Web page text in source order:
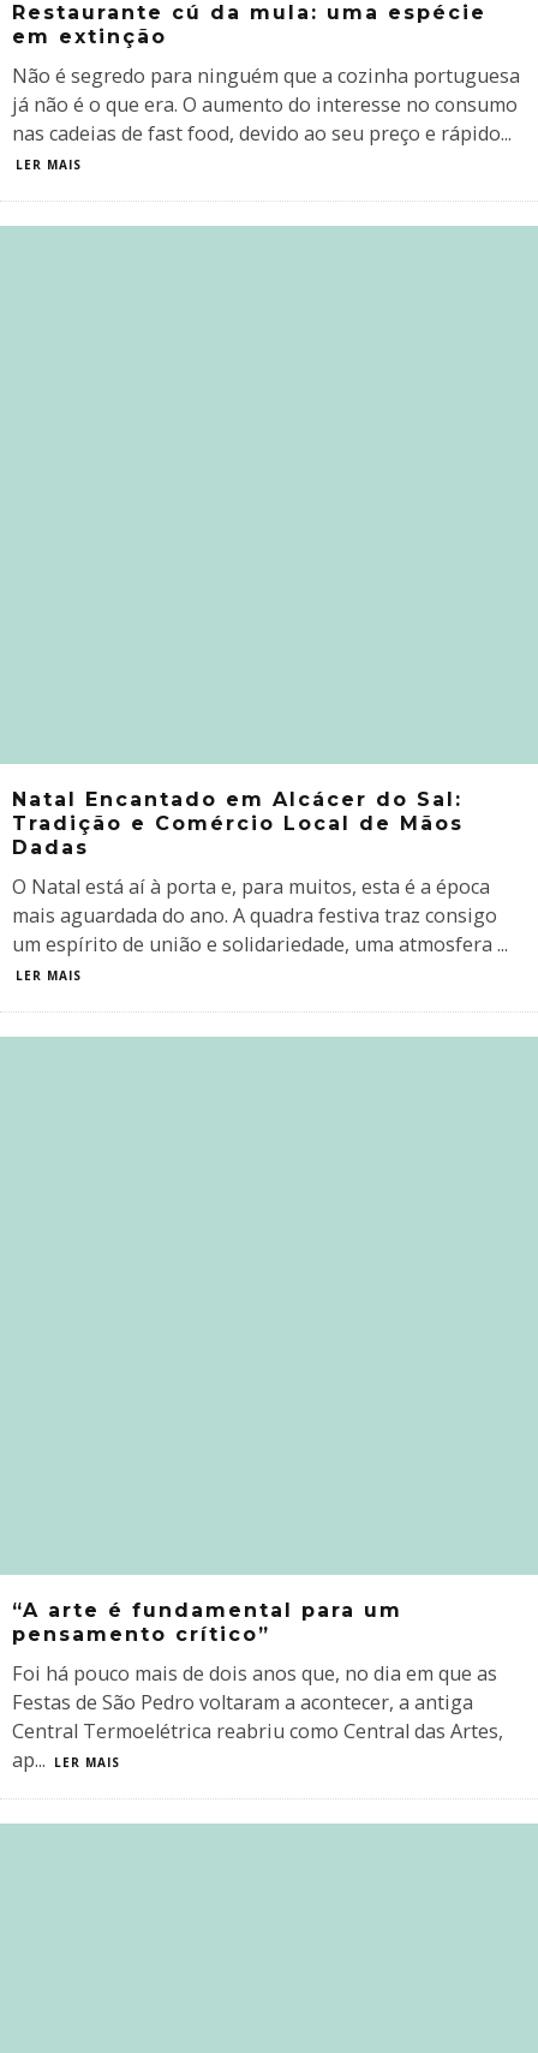
Restaurante cú da mula: uma espécie
em extinção
Não é segredo para ninguém que a cozinha portuguesa
já não é o que era. O aumento do interesse no consumo
nas cadeias de fast food, devido ao seu preço e rápido...
LER MAIS
Natal Encantado em Alcácer do Sal:
Tradição e Comércio Local de Mãos
Dadas
O Natal está aí à porta e, para muitos, esta é a época
mais aguardada do ano. A quadra festiva traz consigo
um espírito de união e solidariedade, uma atmosfera ...
LER MAIS
“A arte é fundamental para um
pensamento crítico”
Foi há pouco mais de dois anos que, no dia em que as
Festas de São Pedro voltaram a acontecer, a antiga
Central Termoelétrica reabriu como Central das Artes,
ap... LER MAIS